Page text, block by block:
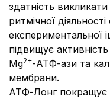
здатність
ритмічної
експериментальної
підвищує
Mg2+-АТФ-ази та
мембрани.
АТФ-Лонг покращує